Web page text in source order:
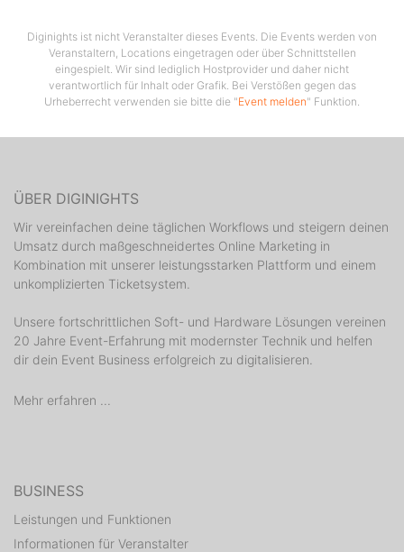
✨ Gönn dir diese besondere Zeit für dich – voller
Natur, Gemeinschaft & Inspiration!
? Melde dich jetzt an:
? @Lauras_Naturevents
Lass uns gemeinsam feiern, lachen & neue Energie
tanken?
Diginights ist nicht Veranstalter dieses Events. Die Events werden von
Veranstaltern, Locations eingetragen oder über Schnittstellen
eingespielt. Wir sind lediglich Hostprovider und daher nicht
verantwortlich für Inhalt oder Grafik. Bei Verstößen gegen das
Urheberrecht verwenden sie bitte die "Event melden" Funktion.
ÜBER DIGINIGHTS
Wir vereinfachen deine täglichen Workflows und steigern deinen
Umsatz durch maßgeschneidertes Online Marketing in
Kombination mit unserer leistungsstarken Plattform und einem
unkomplizierten Ticketsystem.
Unsere fortschrittlichen Soft- und Hardware Lösungen vereinen
20 Jahre Event-Erfahrung mit modernster Technik und helfen
dir dein Event Business erfolgreich zu digitalisieren.
Mehr erfahren ...
BUSINESS
Leistungen und Funktionen
Informationen für Veranstalter